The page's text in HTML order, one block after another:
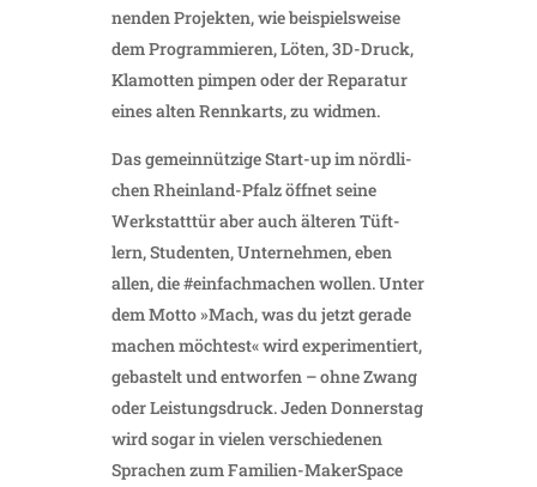
nenden Projekten, wie beispiels­weise
dem Program­mieren, Löten, 3D-Druck,
Klamotten pimpen oder der Repa­ratur
eines alten Renn­karts, zu widmen.
Das gemein­nüt­zige Start-up im nörd­li­
chen Rhein­land-Pfalz öffnet seine
Werk­statttür aber auch älteren Tüft­
lern, Studenten, Unter­nehmen, eben
allen, die #einfach­ma­chen wollen. Unter
dem Motto »Mach, was du jetzt gerade
machen möch­test« wird expe­ri­men­tiert,
gebas­telt und entworfen – ohne Zwang
oder Leis­tungs­druck. Jeden Donnerstag
wird sogar in vielen verschie­denen
Spra­chen zum Fami­lien-Maker­Space